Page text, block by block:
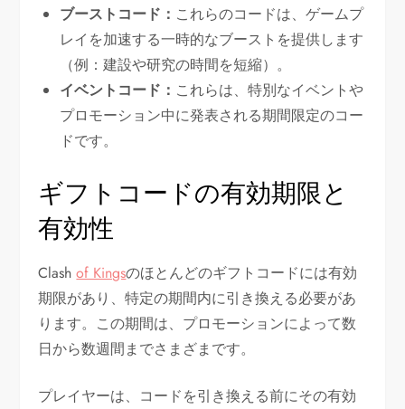
ブーストコード： これらのコードは、ゲームプ
レイを加速する一時的なブーストを提供します
（例：建設や研究の時間を短縮）。
イベントコード： これらは、特別なイベントや
プロモーション中に発表される期間限定のコー
ドです。
ギフトコードの有効期限と
有効性
Clashof Kingsのほとんどのギフトコードには有効
期限があり、特定の期間内に引き換える必要があ
ります。この期間は、プロモーションによって数
日から数週間までさまざまです。
プレイヤーは、コードを引き換える前にその有効